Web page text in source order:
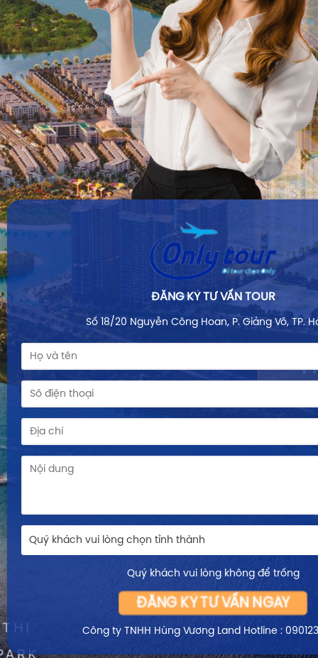
ĐĂNG KÝ TƯ VẤN TOUR
Số 18/20 Nguyễn Công Hoan, P. Giảng Võ, TP.
Quý khách vui lòng chọn tỉnh thành
Quý khách vui lòng không để trống
ĐĂNG KÝ TƯ VẤN NGAY
Công ty TNHH Hùng Vương LandHotline :